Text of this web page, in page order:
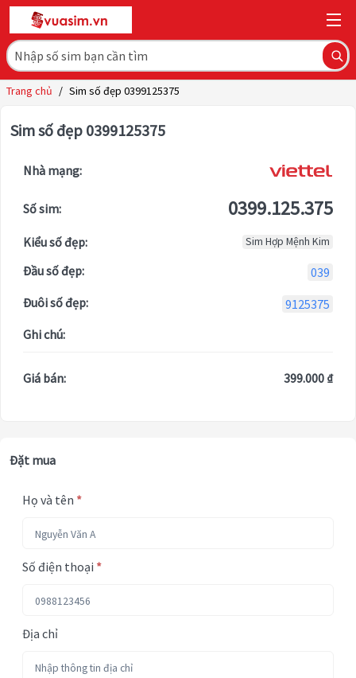
Trang chủ / Sim số đẹp 0399125375
Sim số đẹp 0399125375
Nhà mạng:
Số sim: 0399.125.375
Kiểu số đẹp: Sim Hợp Mệnh Kim
Đầu số đẹp:
039
Đuôi số đẹp:
9125375
Ghi chú:
Giá bán: 399.000 ₫
Đặt mua
Họ và tên *
Số điện thoại *
Địa chỉ